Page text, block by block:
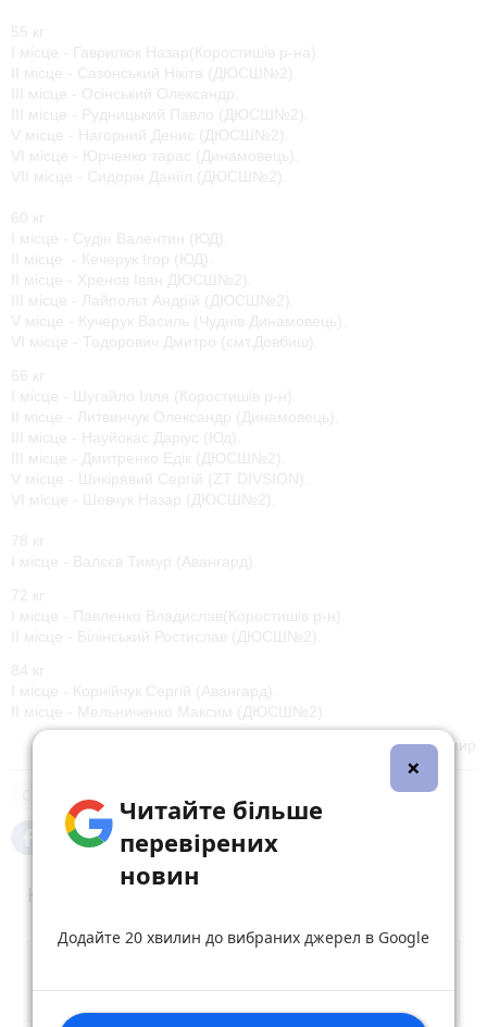
55 кг
І місце - Гаврилюк Назар(Коростишів р-на).
ІІ місце - Сазонський Нікіта (ДЮСШ№2).
ІІІ місце - Осінський Олександр.
ІІІ місце - Рудницький Павло (ДЮСШ№2).
V місце - Нагорний Денис (ДЮСШ№2).
VІ місце - Юрченко тарас (Динамовець).
VІІ місце - Сидорін Даніїл (ДЮСШ№2).
60 кг
І місце - Судін Валентин (ЮД).
ІІ місце - Кечерук Ігор (ЮД).
ІІ місце - Хренов Іван ДЮСШ№2).
ІІІ місце - Лайпольт Андрій (ДЮСШ№2).
V місце - Кучерук Василь (Чуднів Динамовець).
VІ місце - Тодорович Дмитро (смт.Довбиш).
66 кг
І місце - Шугайло Ілля (Коростишів р-н).
ІІ місце - Литвинчук Олександр (Динамовець).
ІІІ місце - Науйокас Даріус (Юд).
ІІІ місце - Дмитренко Едік (ДЮСШ№2).
V місце - Шикірявий Сергій (ZT DIVSION).
VІ місце - Шевчук Назар (ДЮСШ№2).
78 кг
І місце - Валєєв Тимур (Авангард).
72 кг
І місце - Павленко Владислав(Коростишів р-н).
ІІ місце - Білінський Ростислав (ДЮСШ№2).
84 кг
І місце - Корнійчук Сергій (Авангард).
ІІ місце - Мельниченко Максим (ДЮСШ№2).
За матеріалами Спортивний Житомир
×
Читайте більше
перевірених
новин
Додайте 20 хвилин до вибраних джерел в Google